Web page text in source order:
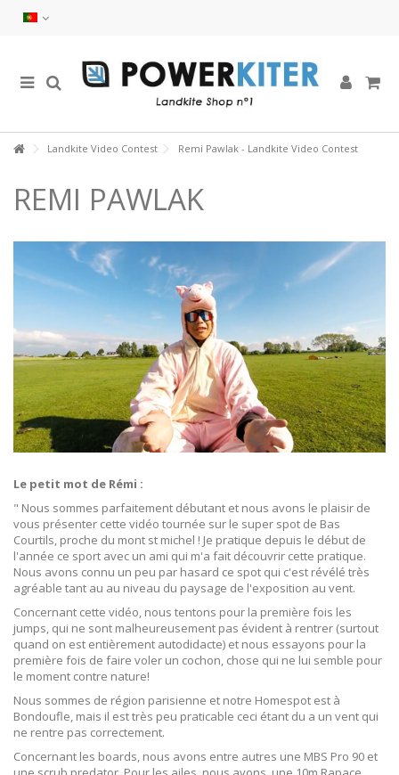
Landkite Video Contest Remi Pawlak - Landkite Video Contest
REMI PAWLAK
Le petit mot de Rémi :
" Nous sommes parfaitement débutant et nous avons le plaisir de
vous présenter cette vidéo tournée sur le super spot de Bas
Courtils, proche du mont st michel ! Je pratique depuis le début de
l'année ce sport avec un ami qui m'a fait découvrir cette pratique.
Nous avons connu un peu par hasard ce spot qui c'est révélé très
agréable tant au au niveau du paysage de l'exposition au vent.
Concernant cette vidéo, nous tentons pour la première fois les
jumps, qui ne sont malheureusement pas évident à rentrer (surtout
quand on est entièrement autodidacte) et nous essayons pour la
première fois de faire voler un cochon, chose qui ne lui semble pour
le moment contre nature!
Nous sommes de région parisienne et notre Homespot est à
Bondoufle, mais il est très peu praticable ceci étant du a un vent qui
ne rentre pas correctement.
Concernant les boards, nous avons entre autres une MBS Pro 90 et